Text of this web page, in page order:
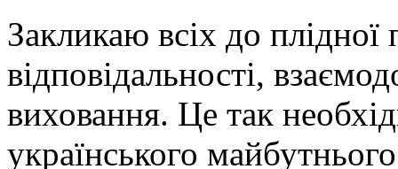
Закликаю всіх до плідної
відповідальності,
виховання. Це так
українського